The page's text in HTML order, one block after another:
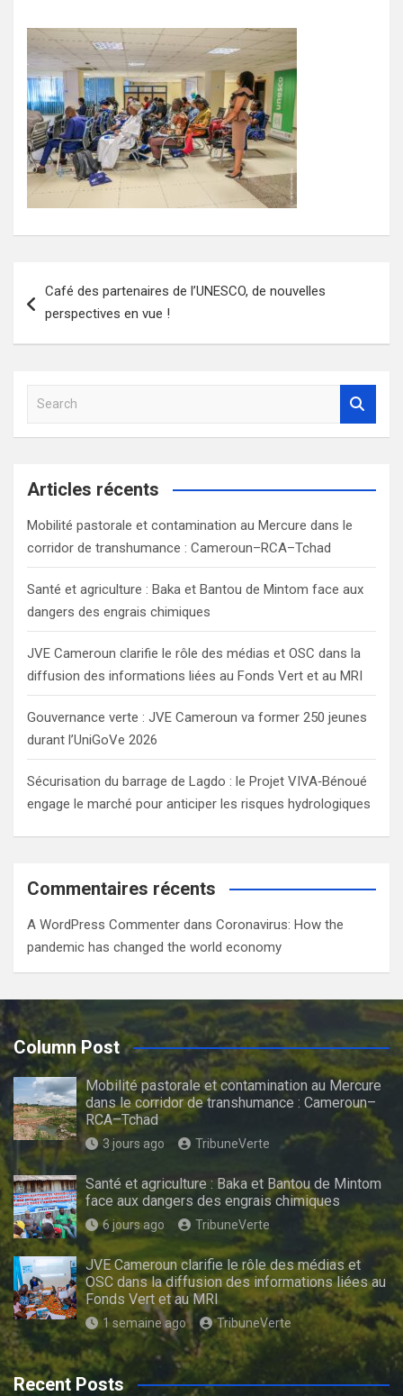
de
Café des partenaires de l’UNESCO, de nouvelles
perspectives en vue !
a
c
Articles récents
Mobilité pastorale et contamination au Mercure dans le
corridor de transhumance : Cameroun–RCA–Tchad
Santé et agriculture : Baka et Bantou de Mintom face aux
dangers des engrais chimiques
JVE Cameroun clarifie le rôle des médias et OSC dans la
diffusion des informations liées au Fonds Vert et au MRI
Gouvernance verte : JVE Cameroun va former 250 jeunes
durant l’UniGoVe 2026
Sécurisation du barrage de Lagdo : le Projet VIVA‑Bénoué
engage le marché pour anticiper les risques hydrologiques
Commentaires récents
A WordPress Commenter dans Coronavirus: How the
pandemic has changed the world economy
Column Post
Mobilité pastorale et contamination au Mercure
dans le corridor de transhumance : Cameroun–
RCA–Tchad
3 jours ago TribuneVerte
Santé et agriculture : Baka et Bantou de Mintom
face aux dangers des engrais chimiques
6 jours ago TribuneVerte
JVE Cameroun clarifie le rôle des médias et
OSC dans la diffusion des informations liées au
Fonds Vert et au MRI
1 semaine ago TribuneVerte
Recent Posts